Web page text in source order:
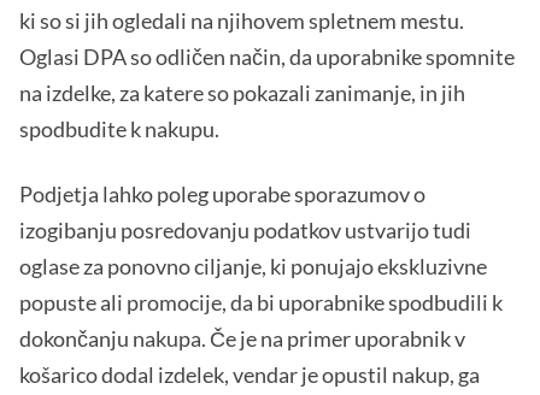
ki so si jih ogledali na njihovem spletnem mestu.
Oglasi DPA so odličen način, da uporabnike spomnite
na izdelke, za katere so pokazali zanimanje, in jih
spodbudite k nakupu.
Podjetja lahko poleg uporabe sporazumov o
izogibanju posredovanju podatkov ustvarijo tudi
oglase za ponovno ciljanje, ki ponujajo ekskluzivne
popuste ali promocije, da bi uporabnike spodbudili k
dokončanju nakupa. Če je na primer uporabnik v
košarico dodal izdelek, vendar je opustil nakup, ga